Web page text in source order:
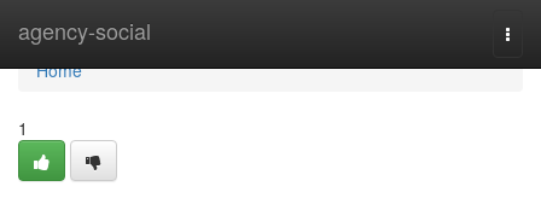
agency-social
Home
Home
1